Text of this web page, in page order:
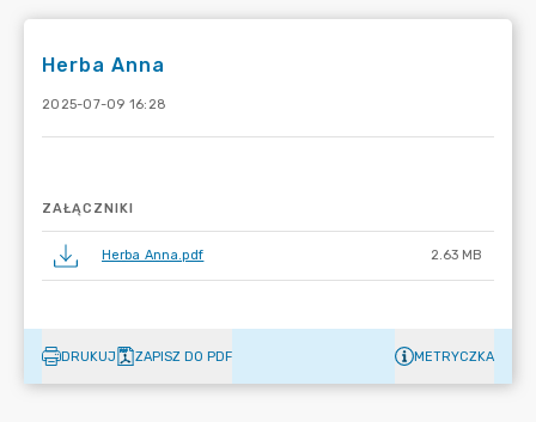
Herba Anna
2025-07-09 16:28
ZAŁĄCZNIKI
Herba Anna.pdf 2.63 MB
DRUKUJ ZAPISZ DO PDF METRYCZKA